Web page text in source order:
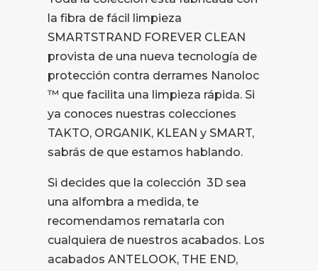
la fibra de fácil limpieza
SMARTSTRAND FOREVER CLEAN
provista de una nueva tecnología de
protección contra derrames Nanoloc
™ que facilita una limpieza rápida. Si
ya conoces nuestras colecciones
TAKTO, ORGANIK, KLEAN y SMART,
sabrás de que estamos hablando.
Si decides que la colección 3D sea
una alfombra a medida, te
recomendamos rematarla con
cualquiera de nuestros acabados. Los
acabados ANTELOOK, THE END,